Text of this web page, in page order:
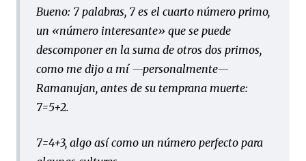
Bueno: 7 palabras, 7 es el cuarto número primo,
un «número interesante» que se puede
descomponer en la suma de otros dos primos,
como me dijo a mí —personalmente—
Ramanujan, antes de su temprana muerte:
7=5+2.
7=4+3, algo así como un número perfecto para